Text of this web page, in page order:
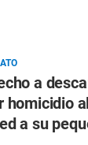
a
homicidio
a su